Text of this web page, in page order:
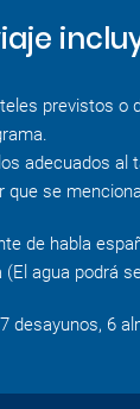
previstos o
adecuados al
que se
de habla
agua podrá
desayunos, 6